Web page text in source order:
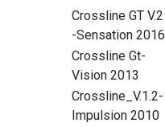
Crossline GT V.2
-Sensation 2016
Crossline Gt-
Vision 2013
Crossline_V.1.2-
Impulsion 2010